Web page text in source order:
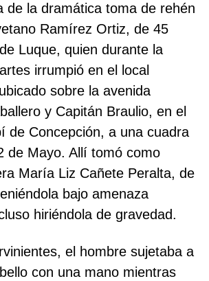
de la dramática toma de rehén
Ramírez Ortiz, de 45
Luque, quien durante la
irrumpió en el local
sobre la avenida
y Capitán Braulio, en el
de Concepción, a una cuadra
de Mayo. Allí tomó como
María Liz Cañete Peralta, de
bajo amenaza
hiriéndola de gravedad.
el hombre sujetaba a
con una mano mientras